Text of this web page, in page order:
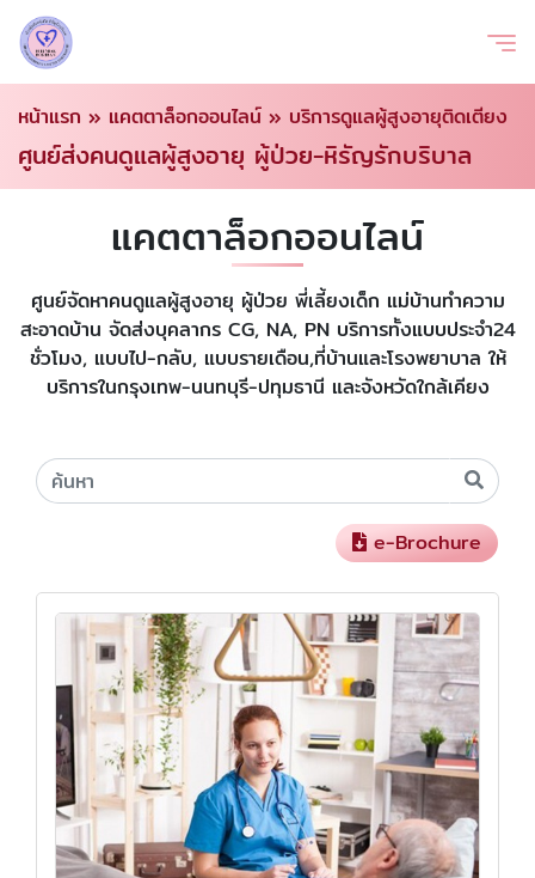
หน้าแรก » แคตตาล็อกออนไลน์ » บริการดูแลผู้สูงอายุติดเตียง
ศูนย์ส่งคนดูแลผู้สูงอายุ ผู้ป่วย-หิรัญรักบริบาล
แคตตาล็อกออนไลน์
ศูนย์จัดหาคนดูแลผู้สูงอายุ ผู้ป่วย พี่เลี้ยงเด็ก แม่บ้านทำความ
สะอาดบ้าน จัดส่งบุคลากร CG, NA, PN บริการทั้งแบบประจำ24
ชั่วโมง, แบบไป-กลับ, แบบรายเดือน,ที่บ้านและโรงพยาบาล ให้
บริการในกรุงเทพ-นนทบุรี-ปทุมธานี และจังหวัดใกล้เคียง
e-Brochure